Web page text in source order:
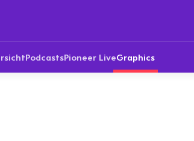
PodcastsPioneer LiveGraphics